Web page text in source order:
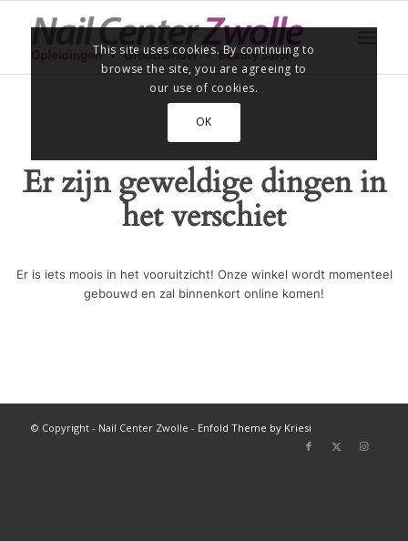
Er zijn geweldige dingen in
het verschiet
Er is iets moois in het vooruitzicht! Onze winkel wordt momenteel
gebouwd en zal binnenkort online komen!
© Copyright - Nail Center Zwolle - Enfold Theme by Kriesi
This site uses cookies. By continuing to
browse the site, you are agreeing to
our use of cookies.
OK